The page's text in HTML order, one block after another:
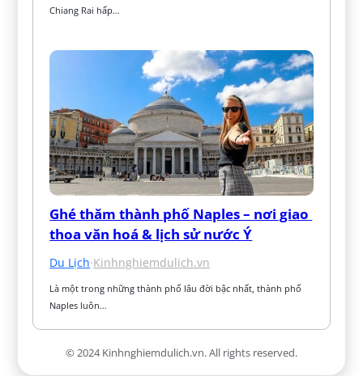
Chiang Rai hấp…
Ghé thăm thành phố Naples – nơi giao
thoa văn hoá & lịch sử nước Ý
Du Lịch·Kinhnghiemdulich.vn
Là một trong những thành phố lâu đời bậc nhất, thành phố
Naples luôn…
© 2024 Kinhnghiemdulich.vn. All rights reserved.